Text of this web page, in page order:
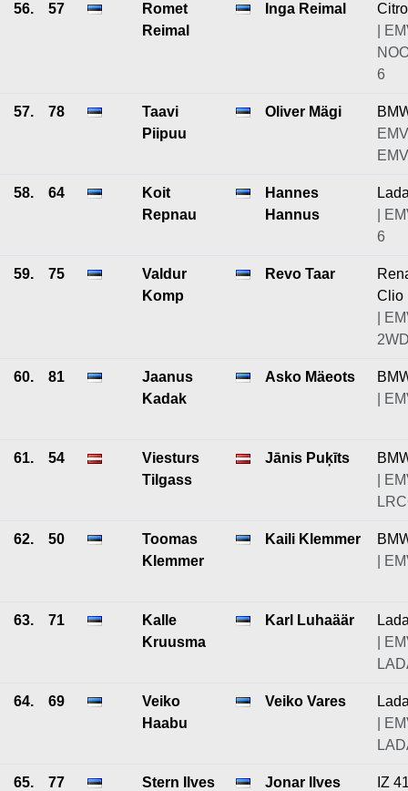
56. 57
Romet
Reimal
Inga Reimal
|
6
57. 78
Taavi
Piipuu
Oliver Mägi
58. 64
Koit
Repnau
Hannes
Hannus
|
6
59. 75
Valdur
Komp
Revo Taar
Clio
|
60. 81
Jaanus
Kadak
Asko Mäeots
|
61. 54
Viesturs
Tilgass
Jānis Puķīts
|
62. 50
Toomas
Klemmer
Kaili Klemmer
|
63. 71
Kalle
Kruusma
Karl Luhaäär
|
64. 69
Veiko
Haabu
Veiko Vares
|
65. 77 Stern Ilves Jonar Ilves
IZ